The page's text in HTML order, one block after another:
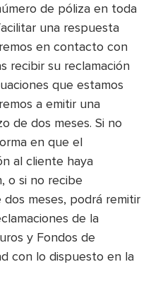
de póliza en toda
una respuesta
en contacto con
recibir su reclamación
que estamos
a emitir una
de dos meses. Si no
en que el
al cliente haya
o si no recibe
meses, podrá remitir
de la
y Fondos de
con lo dispuesto en la